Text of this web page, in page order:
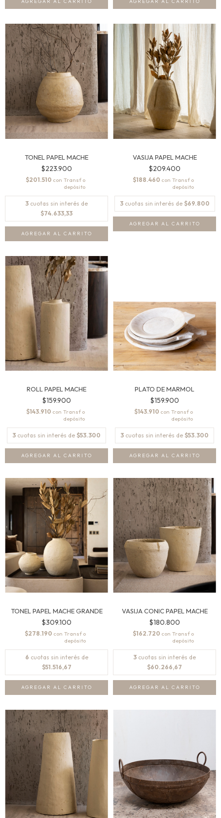
AGREGAR AL CARRITO
TONEL PAPEL MACHE
$223.900
$201.510 con
3 cuotas sin interés de
$74.633,33
VASIJA PAPEL MACHE
$209.400
$188.460 con
3 cuotas sin interés de $69.800
ROLL PAPEL MACHE
$159.900
$143.910 con
3 cuotas sin interés de $53.300
PLATO DE MARMOL
$159.900
$143.910 con
3 cuotas sin interés de $53.300
AGREGAR AL CARRITO
TONEL PAPEL MACHE GRANDE
$309.100
$278.190 con
6 cuotas sin interés de
$51.516,67
VASIJA CONIC PAPEL MACHE
$180.800
$162.720 con
3 cuotas sin interés de
$60.266,67